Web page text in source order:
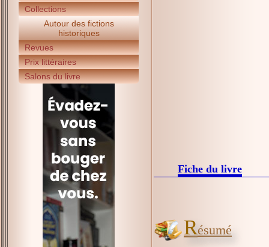
Collections
Autour des fictions
historiques
Revues
Prix littéraires
Salons du livre
Fiche du livre
Résumé